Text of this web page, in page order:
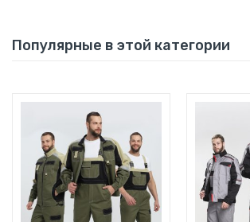
Популярные в этой категории